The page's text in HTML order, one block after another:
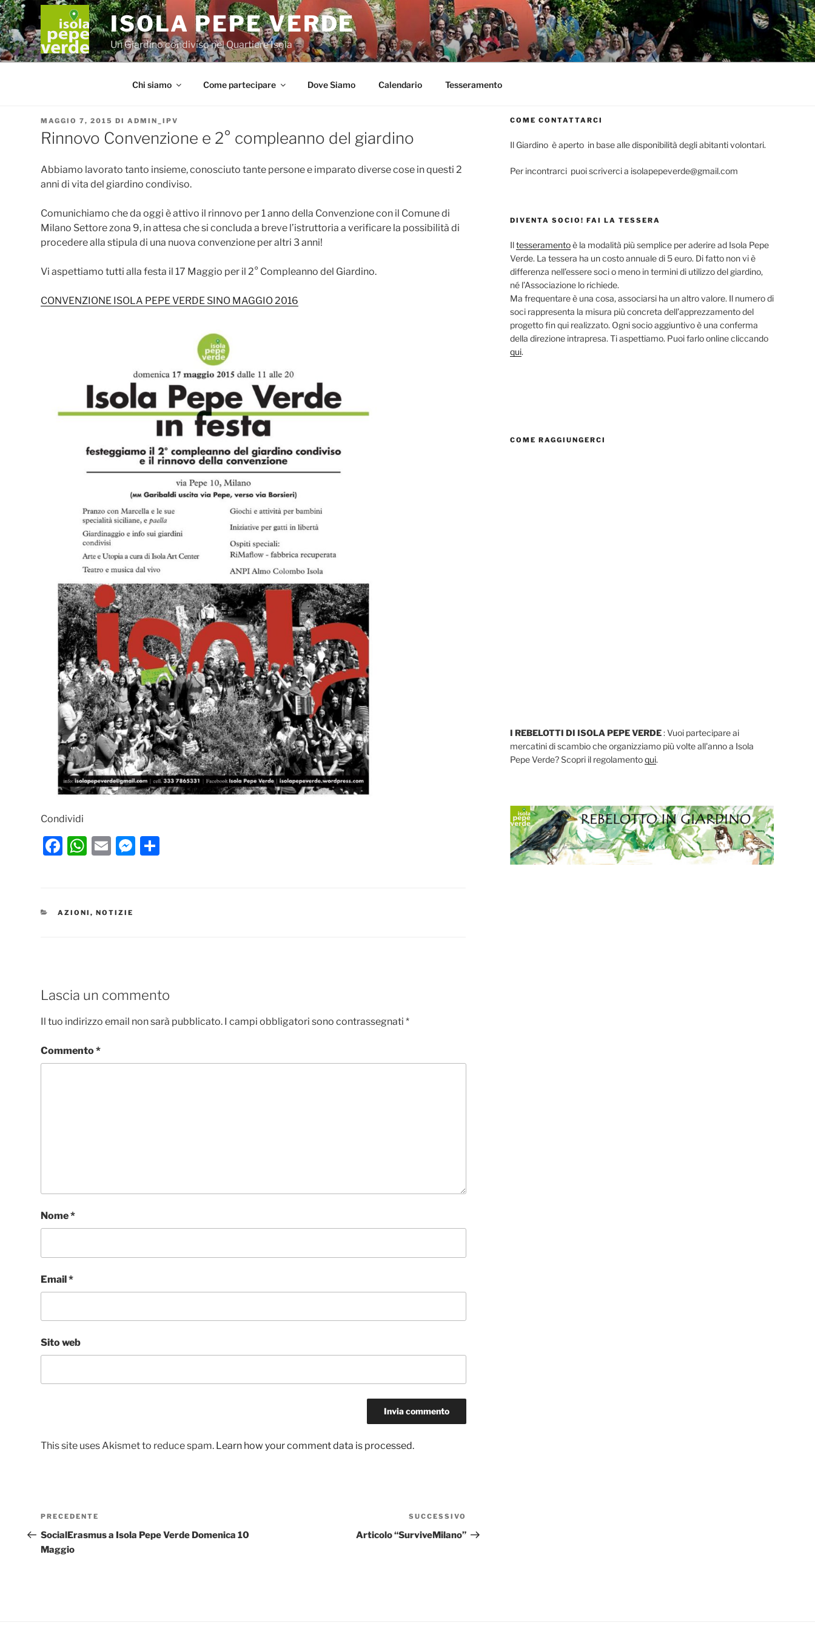
Salta
al
contenuto
ISOLA PEPE VERDE
Un Giardino condiviso nel Quartiere Isola
Chi siamo Come partecipare Dove Siamo Calendario Tesseramento
PUBBLICATO
IL
MAGGIO 7, 2015 DIADMIN_IPV
Rinnovo Convenzione e 2° compleanno del giardino
Abbiamo lavorato tanto insieme, conosciuto tante persone e imparato diverse cose in questi 2
anni di vita del giardino condiviso.
Comunichiamo che da oggi è attivo il rinnovo per 1 anno della Convenzione con il Comune di
Milano Settore zona 9, in attesa che si concluda a breve l’istruttoria a verificare la possibilità di
procedere alla stipula di una nuova convenzione per altri 3 anni!
Vi aspettiamo tutti alla festa il 17 Maggio per il 2° Compleanno del Giardino.
CONVENZIONE ISOLA PEPE VERDE SINO MAGGIO 2016
Condividi
F
e
W
s
A
E
l
M
CATEGORIE
AZIONI , NOTIZIE
Lascia un commento
Il tuo indirizzo email non sarà pubblicato. I campi obbligatori sono contrassegnati*
Commento*
Nome*
Email*
Sito web
This site uses Akismet to reduce spam. Learn how your comment data is processed.
Navigazione
articoli
Articolo
precedente:
PRECEDENTE
SocialErasmus a Isola Pepe Verde Domenica 10
Maggio
successivo
SUCCESSIVO
Articolo “SurviveMilano”
COME CONTATTARCI
Il Giardino è aperto in base alle disponibilità degli abitanti volontari.
Per incontrarci puoi scriverci a isolapepeverde@gmail.com
DIVENTA SOCIO! FAI LA TESSERA
Iltesseramentoè la modalità più semplice per aderire ad Isola Pepe
Verde. La tessera ha un costo annuale di 5 euro. Di fatto non vi è
differenza nell’essere soci o meno in termini di utilizzo del giardino,
né l’Associazione lo richiede.
Ma frequentare è una cosa, associarsi ha un altro valore. Il numero di
soci rappresenta la misura più concreta dell’apprezzamento del
progetto fin qui realizzato. Ogni socio aggiuntivo è una conferma
della direzione intrapresa. Ti aspettiamo. Puoi farlo online cliccando
qui.
COME RAGGIUNGERCI
I REBELOTTI DI ISOLA PEPE VERDE: Vuoi partecipare ai
mercatini di scambio che organizziamo più volte all'anno a Isola
Pepe Verde? Scopri il regolamentoqui.